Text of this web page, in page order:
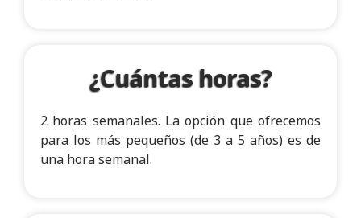
¿Cuántas horas?
2 horas semanales. La opción que ofrecemos
para los más pequeños (de 3 a 5 años) es de
una hora semanal.